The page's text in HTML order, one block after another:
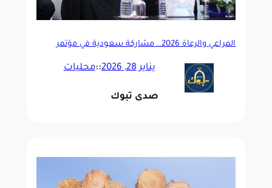
المراعي والرعاة 2026.. مشاركة سعودية في مؤتمر
يناير 28, 2026 ::محليات
صدى تبوك